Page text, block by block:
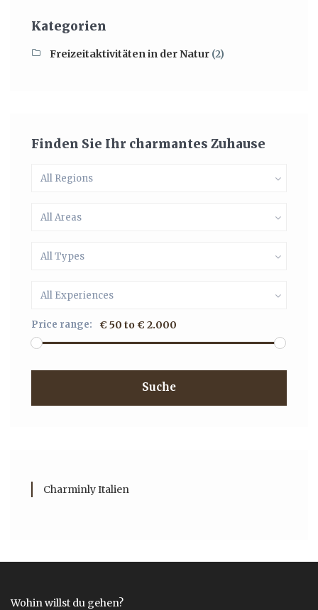
Kategorien
Freizeitaktivitäten in der Natur (2)
Finden Sie Ihr charmantes Zuhause
All Regions
All Areas
All Types
All Experiences
Price range: € 50 to € 2.000
Suche
Charminly Italien
Wohin willst du gehen?